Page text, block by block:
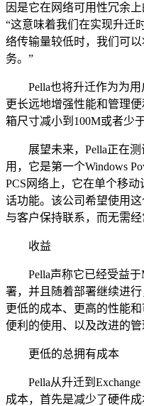
因是它在网络可用性冗余上
“这意味着我们在实现升迁
络传输量较低时，我们可
务。”
Pella也将升迁作为为用
更长远地增强性能和管理
箱尺寸减小到100M或者少
展望未来，Pella正在测
用，它是第一个Windows
PCS网络上，它在单个移
话功能。该公司希望使用
与客户保持联系，而无需经
收益
Pella声称它已经受益于
署，并且随着部署继续进
更低的成本、更高的性能
便利的使用、以及改进的管
更低的总拥有成本
Pella从升迁到Exchange
成本，首先是减少了硬件